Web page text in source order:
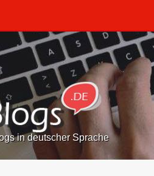
in deutscher Sprache